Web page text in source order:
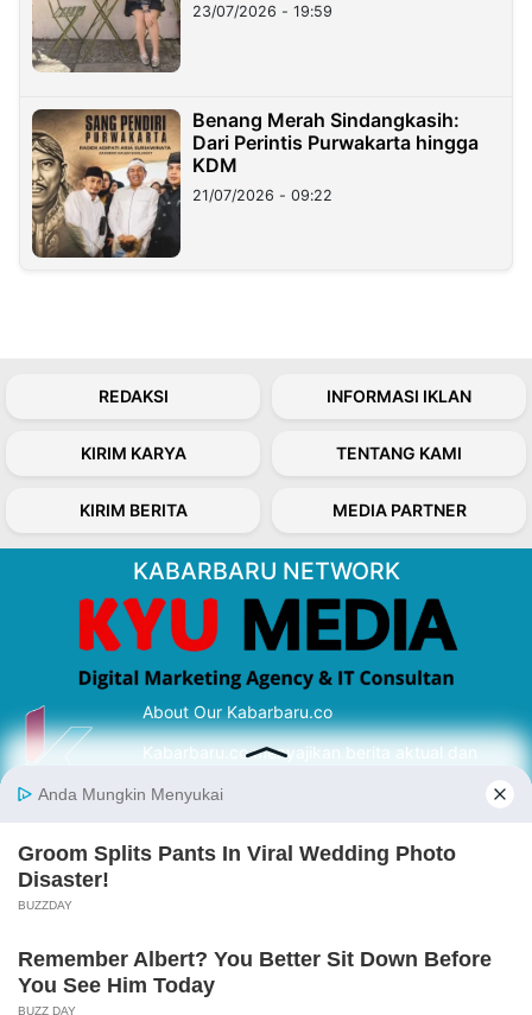
23/07/2026 - 19:59
Benang Merah Sindangkasih:
Dari Perintis Purwakarta hingga
KDM
21/07/2026 - 09:22
REDAKSI INFORMASI IKLAN
KIRIM KARYA TENTANG KAMI
KIRIM BERITA MEDIA PARTNER
KABARBARU NETWORK
About Our Kabarbaru.co
Kabarbaru.co menyajikan berita aktual dan
serta terverifikasi dari sumber yang tepat.
Follow Kabarbaru